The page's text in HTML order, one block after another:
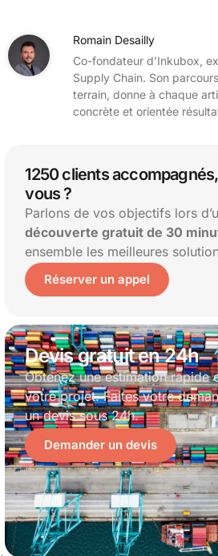
Romain Desailly
Co-fondateur d’Inkubox,
Supply Chain. Son
terrain, donne à chaque
concrète et orientée
1250 clients
vous ?
Parlons de vos objectifs lors
découverte gratuit de 30
ensemble les meilleures
Réserver un appel
Devis gratuit en 24h
Obtenez une estimation rapide
votre projet. Faites votre
un devis sous 24h.
Demander un devis